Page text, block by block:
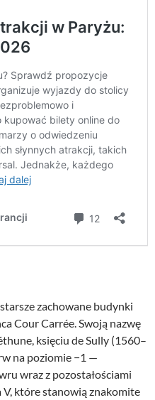
zachowane budynki
Cour Carrée. Swoją nazwę
księciu de Sully (1560–
na poziomie −1 —
wraz z pozostałościami
które stanowią znakomite